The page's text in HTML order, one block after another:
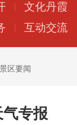
文化丹霞
互动交流
景区要闻
专报